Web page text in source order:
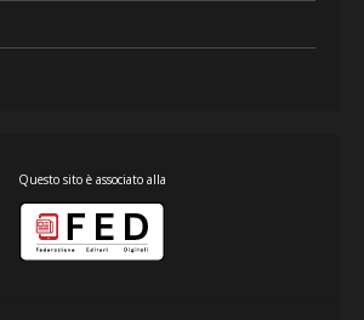
Questo sito è associato alla